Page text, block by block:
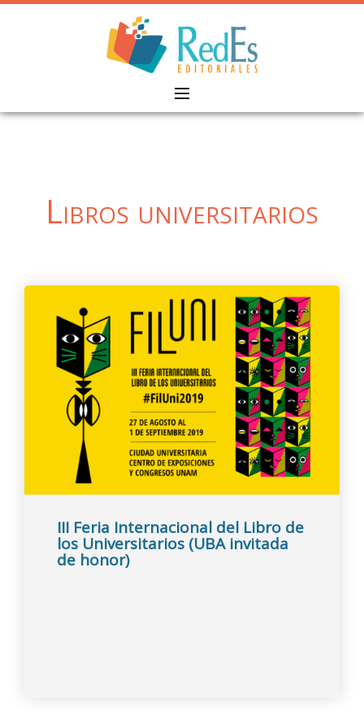
Skip
Libros universitarios
III Feria Internacional del Libro de
los Universitarios (UBA invitada
de honor)